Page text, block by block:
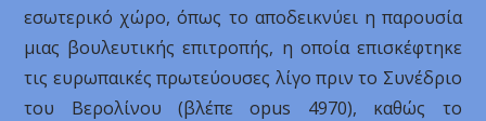
εσωτερικό χώρο, όπως το αποδεικνύει η παρουσία
μιας βουλευτικής επιτροπής, η οποία επισκέφτηκε
τις ευρωπαικές πρωτεύουσες λίγο πριν το Συνέδριο
του Βερολίνου (βλέπε opus 4970), καθώς το